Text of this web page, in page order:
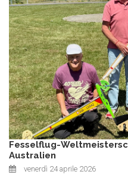
Fesselflug-
Australien
venerdì 24 aprile 2026